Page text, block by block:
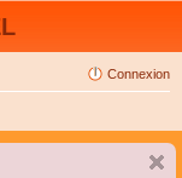
Connexion